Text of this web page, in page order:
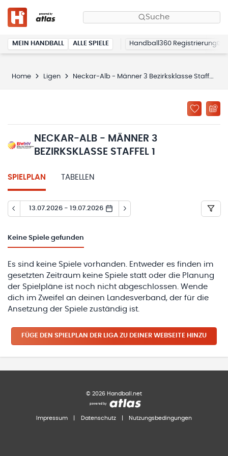
Suche
MEIN HANDBALL ALLE SPIELE Handball360 Registrierung
Home Ligen Neckar-Alb - Männer 3 Bezirksklasse Staffel 1
NECKAR-ALB - MÄNNER 3
BEZIRKSKLASSE STAFFEL 1
SPIELPLAN TABELLEN
13.07.2026 - 19.07.2026
Keine Spiele gefunden
Es sind keine Spiele vorhanden. Entweder es finden im
gesetzten Zeitraum keine Spiele statt oder die Planung
der Spielpläne ist noch nicht abgeschlossen. Wende
dich im Zweifel an deinen Landesverband, der für die
Ansetzung der Spiele zuständig ist.
FÜGE DEN SPIELPLAN DER LIGA ZU DEINER WEBSEITE HINZU
© 2026 Handball.net
Impressum Datenschutz Nutzungsbedingungen